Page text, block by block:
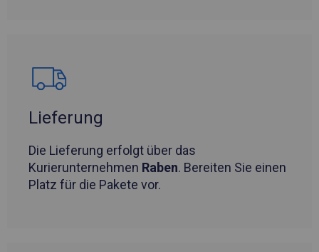
Lieferung
Die Lieferung erfolgt über das
Kurierunternehmen Raben. Bereiten Sie einen
Platz für die Pakete vor.